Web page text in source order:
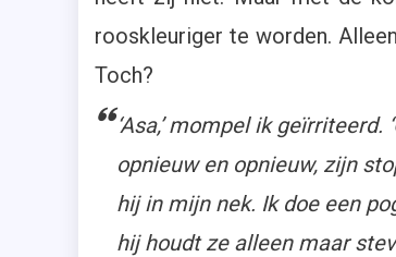
rooskleuriger te worden.
Toch?
‘Asa,’ mompel ik
opnieuw en opnieuw, zijn
hij in mijn nek. Ik doe een
hij houdt ze alleen maar